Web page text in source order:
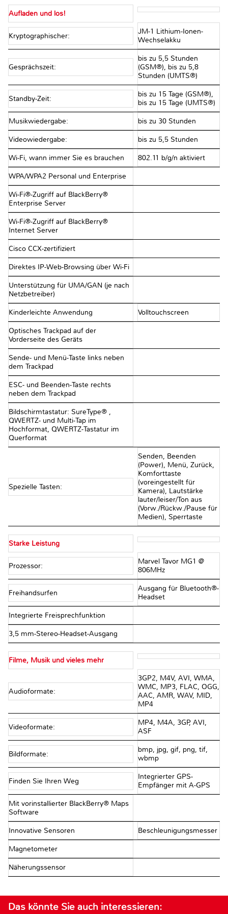
Aufladen und los!
Kryptographischer:
JM-1 Lithium-Ionen-
Wechselakku
Gesprächszeit:
bis zu 5,5 Stunden
(GSM®), bis zu 5,8
Stunden (UMTS®)
Standby-Zeit:
bis zu 15 Tage (GSM®),
bis zu 15 Tage (UMTS®)
Musikwiedergabe: bis zu 30 Stunden
Videowiedergabe: bis zu 5,5 Stunden
Wi-Fi, wann immer Sie es brauchen 802.11 b/g/n aktiviert
WPA/WPA2 Personal und Enterprise
Wi-Fi®-Zugriff auf BlackBerry®
Enterprise Server
Wi-Fi®-Zugriff auf BlackBerry®
Internet Server
Cisco CCX-zertifiziert
Direktes IP-Web-Browsing über Wi-Fi
Unterstützung für UMA/GAN (je nach
Netzbetreiber)
Kinderleichte Anwendung Volltouchscreen
Optisches Trackpad auf der
Vorderseite des Geräts
Sende- und Menü-Taste links neben
dem Trackpad
ESC- und Beenden-Taste rechts
neben dem Trackpad
Bildschirmtastatur: SureType® ,
QWERTZ- und Multi-Tap im
Hochformat, QWERTZ-Tastatur im
Querformat
Spezielle Tasten:
Senden, Beenden
(Power), Menü, Zurück,
Komforttaste
(voreingestellt für
Kamera), Lautstärke
lauter/leiser/Ton aus
(Vorw./Rückw./Pause für
Medien), Sperrtaste
Starke Leistung
Prozessor:
Marvel Tavor MG1 @
806MHz
Freihandsurfen
Ausgang für Bluetooth®-
Headset
Integrierte Freisprechfunktion
3,5 mm-Stereo-Headset-Ausgang
Filme, Musik und vieles mehr
Audioformate:
3GP2, M4V, AVI, WMA,
WMC, MP3, FLAC, OGG,
AAC, AMR, WAV, MID,
MP4
Videoformate:
MP4, M4A, 3GP, AVI,
ASF
Bildformate:
bmp, jpg, gif, png, tif,
wbmp
Finden Sie Ihren Weg
Integrierter GPS-
Empfänger mit A-GPS
Mit vorinstallierter BlackBerry® Maps
Software
Innovative Sensoren Beschleunigungsmesser
Magnetometer
Näherungssensor
Das könnte Sie auch interessieren: